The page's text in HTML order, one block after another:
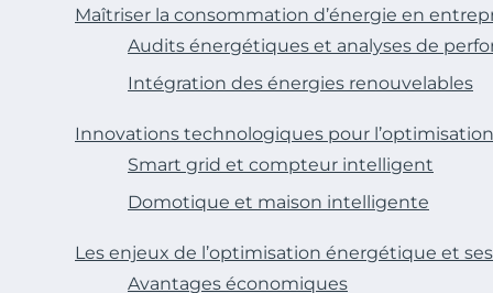
Maîtriser la consommation d’énergie en
Audits énergétiques et analyses de
Intégration des énergies renouvelables
Innovations technologiques pour
Smart grid et compteur intelligent
Domotique et maison intelligente
Les enjeux de l’optimisation énergétique et
Avantages économiques